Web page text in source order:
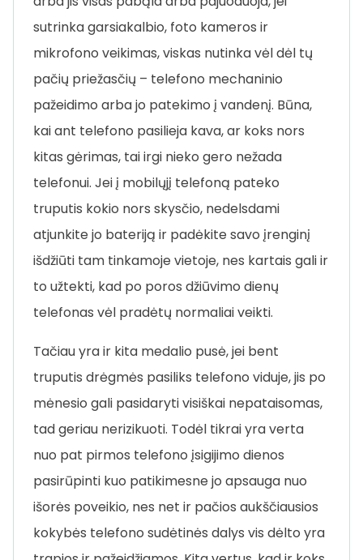
sutrinka garsiakalbio, foto kameros ir
mikrofono veikimas, viskas nutinka vėl dėl tų
pačių priežasčių – telefono mechaninio
pažeidimo arba jo patekimo į vandenį. Būna,
kai ant telefono pasilieja kava, ar koks nors
kitas gėrimas, tai irgi nieko gero nežada
telefonui. Jei į mobilųjį telefoną pateko
truputis kokio nors skysčio, nedelsdami
atjunkite jo bateriją ir padėkite savo įrenginį
išdžiūti tam tinkamoje vietoje, nes kartais gali ir
to užtekti, kad po poros džiūvimo dienų
telefonas vėl pradėtų normaliai veikti.
Tačiau yra ir kita medalio pusė, jei bent
truputis drėgmės pasiliks telefono viduje, jis po
mėnesio gali pasidaryti visiškai nepataisomas,
tad geriau nerizikuoti. Todėl tikrai yra verta
nuo pat pirmos telefono įsigijimo dienos
pasirūpinti kuo patikimesne jo apsauga nuo
išorės poveikio, nes net ir pačios aukščiausios
kokybės telefono sudėtinės dalys vis dėlto yra